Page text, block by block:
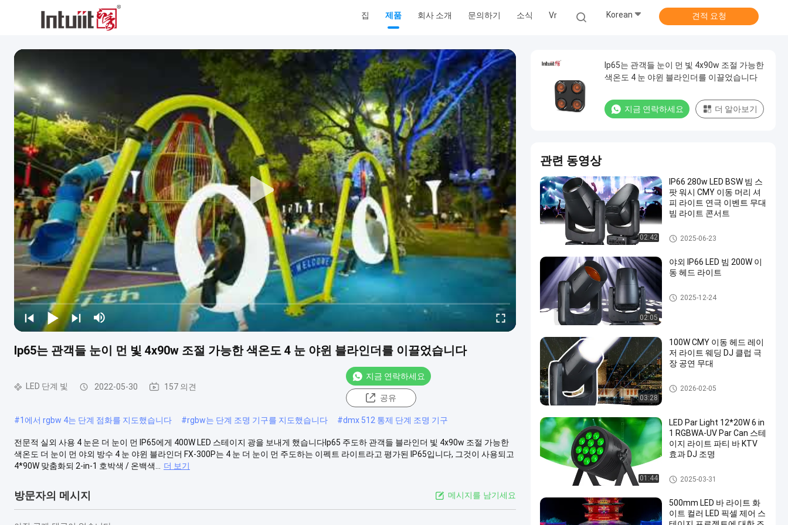
집 제품 회사 소개 문의하기 소식 Vr Korean 견적 요청
Ip65는 관객들 눈이 먼 빛 4x90w 조절 가능한 색온도 4 눈 야윈 블라인더를 이끌었습니다
LED 단계 빛 2022-05-30 157 의견
지금 연락하세요
공유
#1에서 rgbw 4는 단계 점화를 지도했습니다 #rgbw는 단계 조명 기구를 지도했습니다 #dmx 512 통제 단계 조명 기구
전문적 실외 사용 4 눈은 더 눈이 먼 IP65에게 400W LED 스테이지 광을 보내게 했습니다Ip65 주도하 관객들 블라인더 빛 4x90w 조절 가능한
색온도 더 눈이 먼 야외 방수 4 눈 야윈 블라인더 FX-300P는 4 눈 더 눈이 먼 주도하는 이펙트 라이트라고 평가된 IP65입니다, 그것이 사용되고
4*90W 맞춤화되 2-in-1 호박색 / 온백색...
더 보기
방문자의 메시지 메시지를 남기세요
Ip65는 관객들 눈이 먼 빛 4x90w 조절 가능한
색온도 4 눈 야윈 블라인더를 이끌었습니다
지금 연락하세요 더 알아보기
관련 동영상
02:42
IP66 280w LED BSW 빔 스
팟 워시 CMY 이동 머리 셔
피 라이트 연극 이벤트 무대
빔 라이트 콘서트
LED 광속 이동하는 맨 위 빛
2025-06-23
02:05
야외 IP66 LED 빔 200W 이
동 헤드 라이트
LED 광속 이동하는 맨 위 빛
2025-12-24
03:28
100W CMY 이동 헤드 레이
저 라이트 웨딩 DJ 클럽 극
장 공연 무대
LED 광속 이동하는 맨 위 빛
2026-02-05
01:44
LED Par Light 12*20W 6 in
1 RGBWA-UV Par Can 스테
이지 라이트 파티 바 KTV
효과 DJ 조명
LED 동위는 빛을 상연할 수 있
습니다
2025-03-31
500mm LED 바 라이트 화
이트 컬러 LED 픽셀 제어 스